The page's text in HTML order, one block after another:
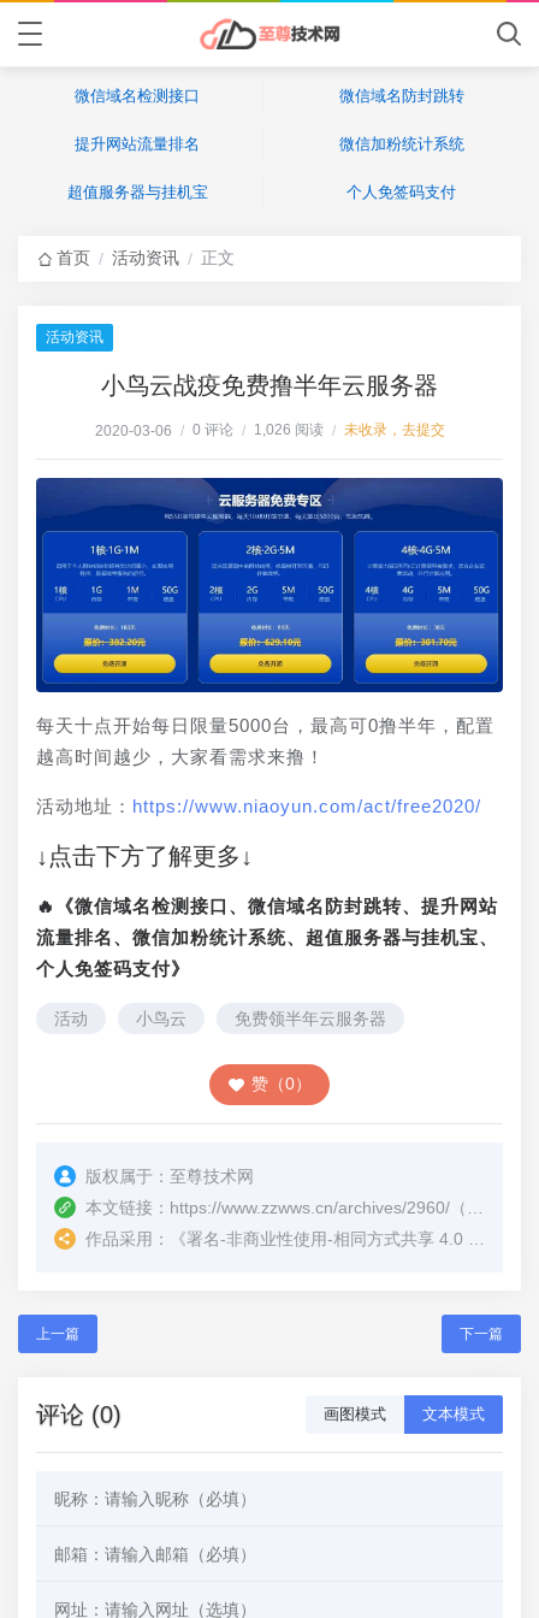
微信域名检测接口 微信域名防封跳转
提升网站流量排名 微信加粉统计系统
超值服务器与挂机宝 个人免签码支付
首页 / 活动资讯 / 正文
活动资讯
小鸟云战疫免费撸半年云服务器
2020-03-06 / 0 评论 / 1,026 阅读 / 未收录，去提交
每天十点开始每日限量5000台，最高可0撸半年，配置
越高时间越少，大家看需求来撸！
活动地址： https://www.niaoyun.com/act/free2020/
↓点击下方了解更多↓
🔥《微信域名检测接口、微信域名防封跳转、提升网站
流量排名、微信加粉统计系统、超值服务器与挂机宝、
个人免签码支付》
活动 小鸟云 免费领半年云服务器
赞（0）
版权属于： 至尊技术网
本文链接： https://www.zzwws.cn/archives/2960/ （转载时请注明本文出处及文章链接）
作品采用：
《署名-非商业性使用-相同方式共享 4.0 国际 (CC BY-NC-SA 4.0)
上一篇 下一篇
评论 (0) 画图模式 文本模式